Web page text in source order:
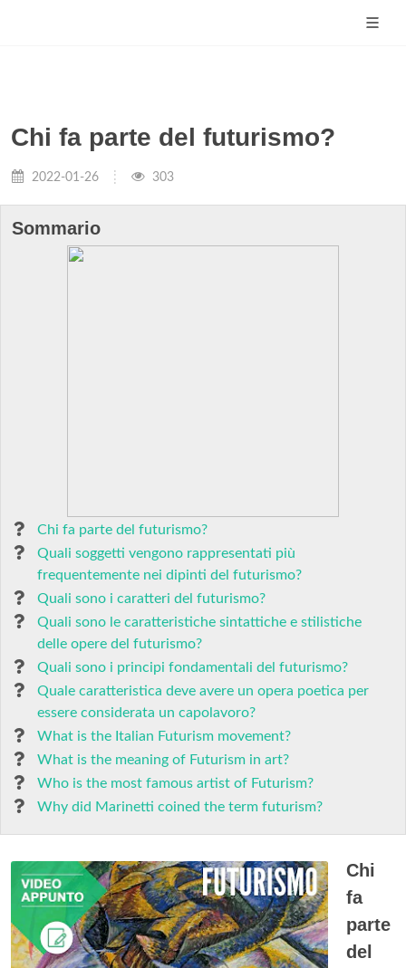
Chi fa parte del futurismo?
2022-01-26 303
Sommario
Chi fa parte del futurismo?
Quali soggetti vengono rappresentati più
frequentemente nei dipinti del futurismo?
Quali sono i caratteri del futurismo?
Quali sono le caratteristiche sintattiche e stilistiche
delle opere del futurismo?
Quali sono i principi fondamentali del futurismo?
Quale caratteristica deve avere un opera poetica per
essere considerata un capolavoro?
What is the Italian Futurism movement?
What is the meaning of Futurism in art?
Who is the most famous artist of Futurism?
Why did Marinetti coined the term futurism?
Chi
fa
parte
del